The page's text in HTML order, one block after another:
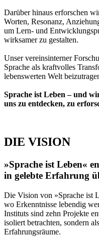
Darüber hinaus erforschen
Worten, Resonanz,
um Lern- und
wirksamer zu gestalten.
Unser vereinsinterner
Sprache als kraftvolles
lebenswerten Welt
Sprache ist Leben – und
uns zu entdecken, zu
DIE VISION
»Sprache ist Leben«
in gelebte Erfahrung
Die Vision von »Sprache ist
wo Erkenntnisse lebendig
Instituts sind zehn Projekte
isoliert betrachten, sondern
Erfahrungsräume.